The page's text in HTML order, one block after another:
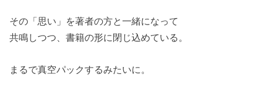
その「思い」を著者の方と一緒になって
共鳴しつつ、書籍の形に閉じ込めている。
まるで真空パックするみたいに。